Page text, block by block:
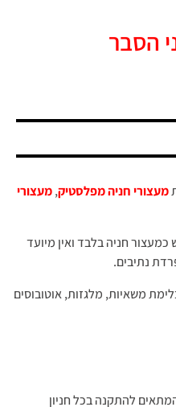
הסבר
מעצורי חניה מפלסטיק,מעצורי
חניה בלבד ואין מיועד
נתיבים.
משאיות, מלגזות, אוטובוסים
להתקנה בכל חניון